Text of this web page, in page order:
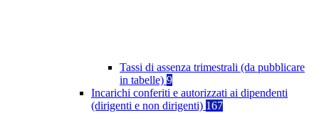
Tassi di assenza trimestrali (da pubblicare
in tabelle) 9
Incarichi conferiti e autorizzati ai dipendenti
(dirigenti e non dirigenti) 167